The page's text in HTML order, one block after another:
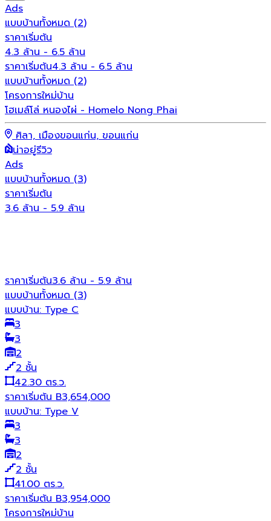
Ads
แบบบ้านทั้งหมด (2)
ราคาเริ่มต้น
4.3 ล้าน - 6.5 ล้าน
ราคาเริ่มต้น4.3 ล้าน - 6.5 ล้าน
แบบบ้านทั้งหมด (2)
โครงการใหม่บ้าน
โฮเมล์โล่ หนองไผ่ - Homelo Nong Phai
ศิลา, เมืองขอนแก่น, ขอนแก่น
น่าอยู่รีวิว
Ads
แบบบ้านทั้งหมด (3)
ราคาเริ่มต้น
3.6 ล้าน - 5.9 ล้าน
ราคาเริ่มต้น3.6 ล้าน - 5.9 ล้าน
แบบบ้านทั้งหมด (3)
แบบบ้าน: Type C
3
3
2
2 ชั้น
42.30 ตร.ว.
ราคาเริ่มต้น B3,654,000
แบบบ้าน: Type V
3
3
2
2 ชั้น
41.00 ตร.ว.
ราคาเริ่มต้น B3,954,000
โครงการใหม่บ้าน